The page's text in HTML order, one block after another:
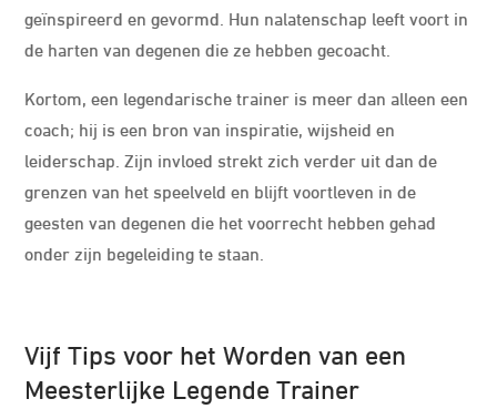
geïnspireerd en gevormd. Hun nalatenschap leeft voort in
de harten van degenen die ze hebben gecoacht.
Kortom, een legendarische trainer is meer dan alleen een
coach; hij is een bron van inspiratie, wijsheid en
leiderschap. Zijn invloed strekt zich verder uit dan de
grenzen van het speelveld en blijft voortleven in de
geesten van degenen die het voorrecht hebben gehad
onder zijn begeleiding te staan.
Vijf Tips voor het Worden van een
Meesterlijke Legende Trainer